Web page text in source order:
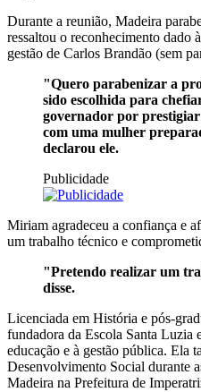
Durante a reunião, Madeira
ressaltou o reconhecimento dado
gestão de Carlos Brandão (sem
"Quero parabenizar a
sido escolhida para
governador por
com uma mulher
declarou ele.
Publicidade
Miriam agradeceu a confiança e
um trabalho técnico e
"Pretendo realizar um
disse.
Licenciada em História e pós-
fundadora da Escola Santa Luzia
educação e à gestão pública. Ela
Desenvolvimento Social durante
Madeira na Prefeitura de